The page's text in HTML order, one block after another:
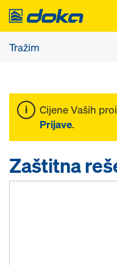
Cijene Vaših
Prijave.
Zaštitna